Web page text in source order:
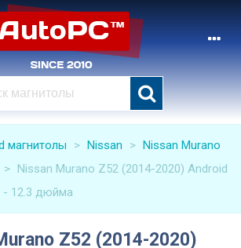
магнитолы > Nissan > Nissan Murano
> Nissan Murano Z52 (2014-2020) Android
- 12.3 дюйма
Z52 (2014-2020)